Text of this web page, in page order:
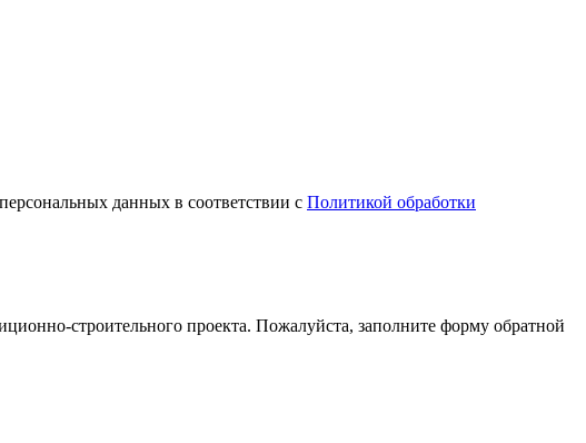
данных в соответствии с Политикой обработки
строительного проекта. Пожалуйста, заполните форму обратной